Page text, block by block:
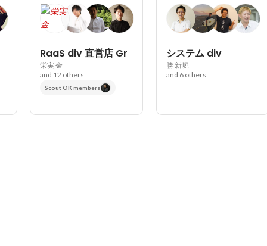
RaaS div 直営店 Gr
栄実 金
and 12 others
Scout OK members
システム div
勝 新堀
and 6 others